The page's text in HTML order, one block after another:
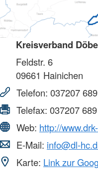
Kreisverband
Feldstr. 6
09661 Hainichen
Telefon: 037207
Telefax: 037207
Web: http://
E-Mail: info@dl-
Karte: Link zur